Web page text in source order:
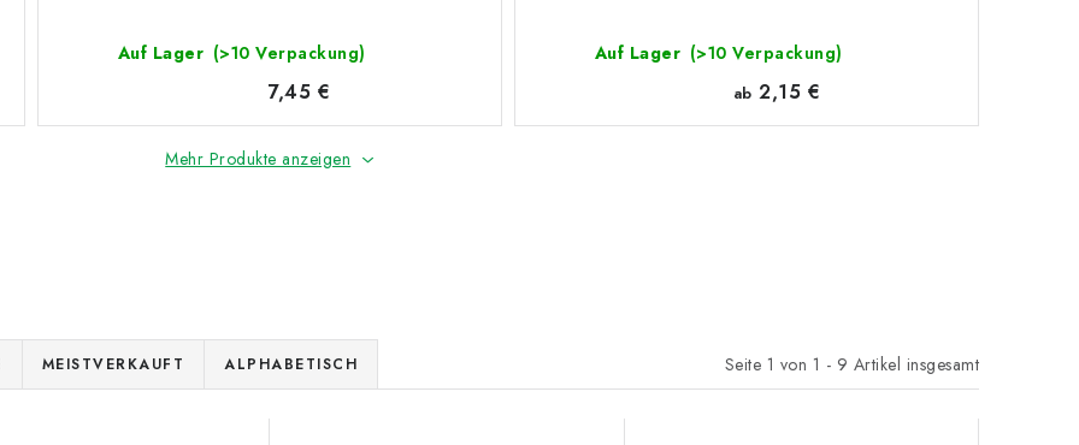
Auf Lager (>10 Verpackung)
7,45 €
Auf Lager (>10 Verpackung)
ab 2,15 €
Mehr Produkte anzeigen
Seite 1 von 1 - 9 Artikel insgesamt
MEISTVERKAUFT ALPHABETISCH